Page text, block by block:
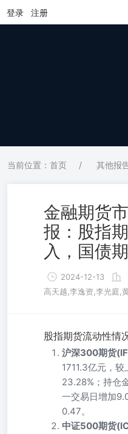
登录 注册
当前位置：首页 / 其他报
金融期货
报：股指
入，国债
2024-12-13
高天越,李逸资,李光庭,
股指期货流动性情
沪深300期货
1711.3亿元，
23.28%；持仓
一交易日增加
0.47。
中证500期货